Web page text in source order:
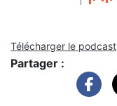
Télécharger le podcast
Partager :